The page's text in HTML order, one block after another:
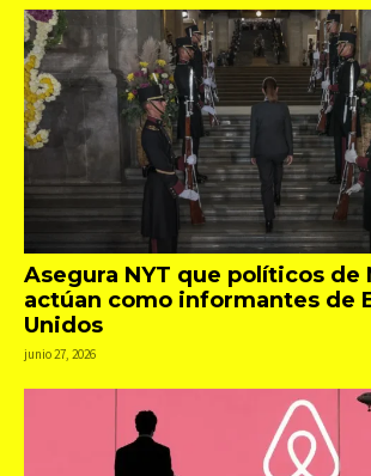
Asegura NYT que políticos de
actúan como informantes de
Unidos
junio 27, 2026